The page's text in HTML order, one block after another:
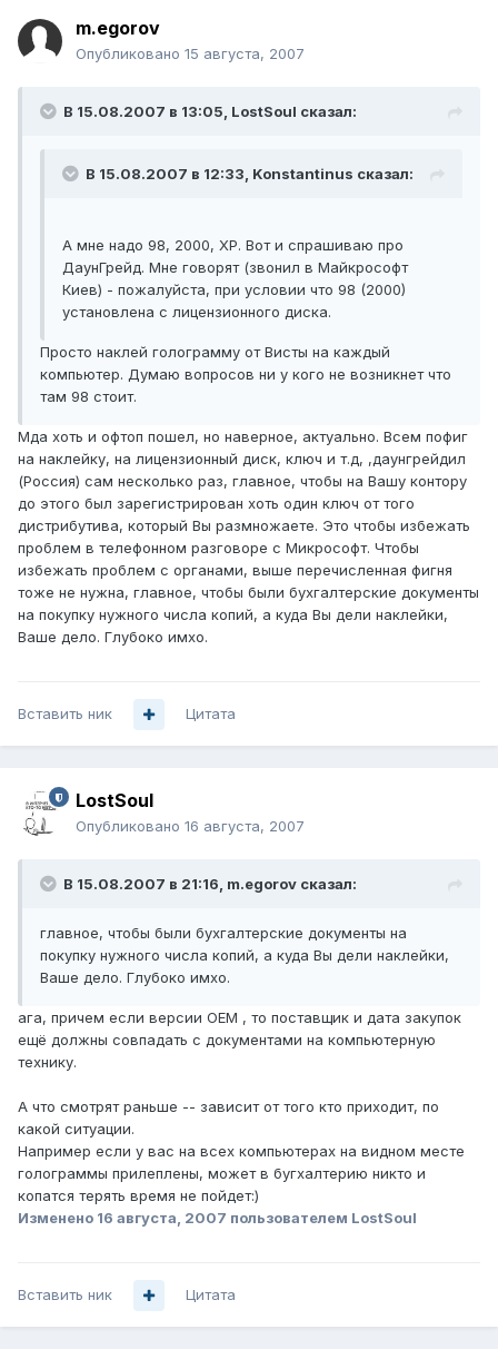
m.egorov
Опубликовано 15 августа, 2007
В 15.08.2007 в 13:05, LostSoul сказал:
В 15.08.2007 в 12:33, Konstantinus сказал:
А мне надо 98, 2000, ХР. Вот и спрашиваю про
ДаунГрейд. Мне говорят (звонил в Майкрософт
Киев) - пожалуйста, при условии что 98 (2000)
установлена с лицензионного диска.
Просто наклей голограмму от Висты на каждый
компьютер. Думаю вопросов ни у кого не возникнет что
там 98 стоит.
Мда хоть и офтоп пошел, но наверное, актуально. Всем пофиг
на наклейку, на лицензионный диск, ключ и т.д, ,даунгрейдил
(Россия) сам несколько раз, главное, чтобы на Вашу контору
до этого был зарегистрирован хоть один ключ от того
дистрибутива, который Вы размножаете. Это чтобы избежать
проблем в телефонном разговоре с Микрософт. Чтобы
избежать проблем с органами, выше перечисленная фигня
тоже не нужна, главное, чтобы были бухгалтерские документы
на покупку нужного числа копий, а куда Вы дели наклейки,
Ваше дело. Глубоко имхо.
Вставить ник Цитата
LostSoul
Опубликовано 16 августа, 2007
В 15.08.2007 в 21:16, m.egorov сказал:
главное, чтобы были бухгалтерские документы на
покупку нужного числа копий, а куда Вы дели наклейки,
Ваше дело. Глубоко имхо.
ага, причем если версии OEM , то поставщик и дата закупок
ещё должны совпадать с документами на компьютерную
технику.
А что смотрят раньше -- зависит от того кто приходит, по
какой ситуации.
Например если у вас на всех компьютерах на видном месте
голограммы прилеплены, может в бугхалтерию никто и
копатся терять время не пойдет:)
Изменено 16 августа, 2007 пользователем LostSoul
Вставить ник Цитата